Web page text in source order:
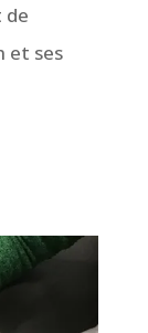
de
et ses